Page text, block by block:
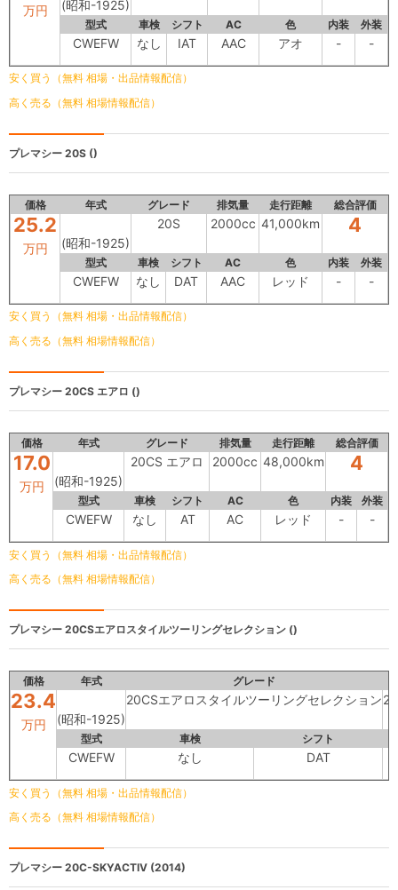
万円 (昭和-1925)
型式 車検 シフト AC 色 内装 外装
CWEFW なし IAT AAC アオ - -
安く買う（無料 相場・出品情報配信）
高く売る（無料 相場情報配信）
プレマシー 20S ()
価格 年式 グレード 排気量 走行距離 総合評価
25.2
万円 (昭和-1925)
20S 2000cc 41,000km 4
型式 車検 シフト AC 色 内装 外装
CWEFW なし DAT AAC レッド - -
安く買う（無料 相場・出品情報配信）
高く売る（無料 相場情報配信）
プレマシー 20CS エアロ ()
価格 年式 グレード 排気量 走行距離 総合評価
17.0
万円 (昭和-1925)
20CS エアロ 2000cc 48,000km 4
型式 車検 シフト AC 色 内装 外装
CWEFW なし AT AC レッド - -
安く買う（無料 相場・出品情報配信）
高く売る（無料 相場情報配信）
プレマシー 20CSエアロスタイルツーリングセレクション ()
価格 年式 グレード
23.4
万円 (昭和-1925)
20CSエアロスタイルツーリングセレクション
型式 車検 シフト
CWEFW なし DAT
安く買う（無料 相場・出品情報配信）
高く売る（無料 相場情報配信）
プレマシー 20C-SKYACTIV (2014)